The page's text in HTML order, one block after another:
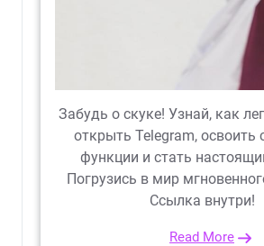
Забудь о скуке! Узнай, как
открыть Telegram, освоить
функции и стать
Погрузись в мир
Ссылка внутри!
Read More